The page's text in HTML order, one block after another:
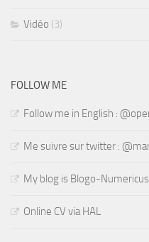
Vidéo (3)
FOLLOW ME
Follow me in English :
Me suivre sur twitter :
My blog is Blogo-Numericus
Online CV via HAL